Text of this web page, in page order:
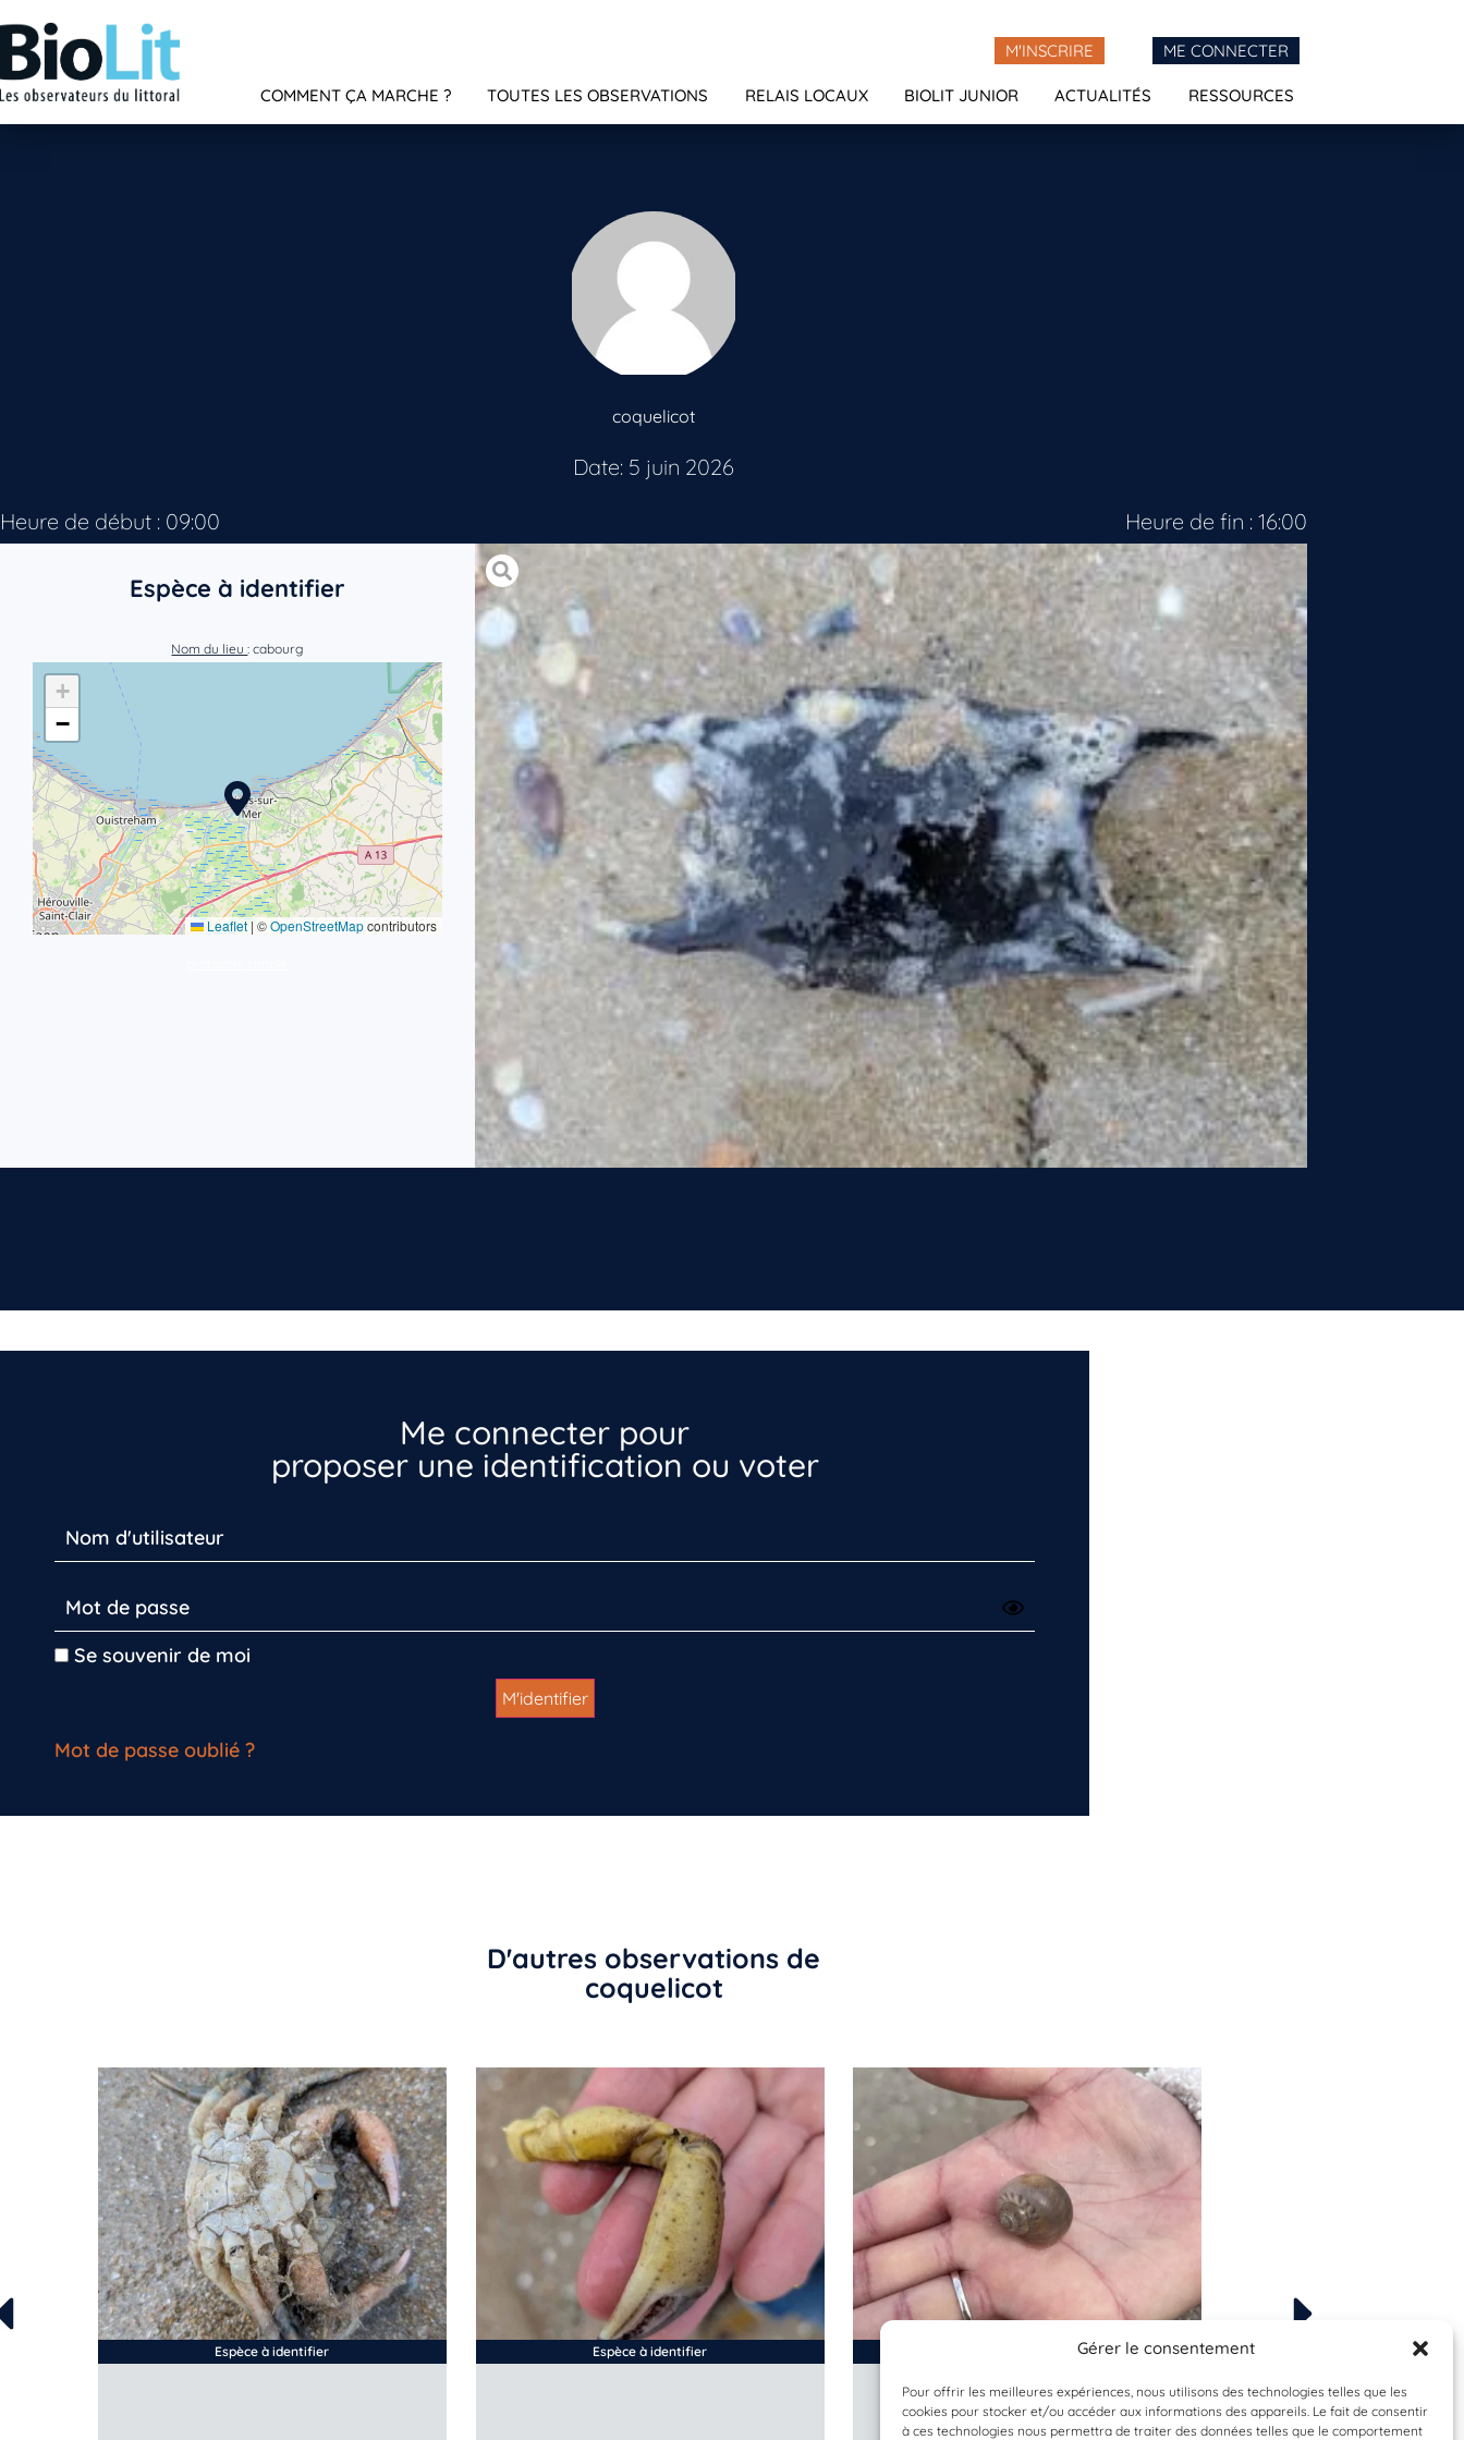
Gérer le consentement
Pour offrir les meilleures expériences, nous utilisons des technologies telles que les
cookies pour stocker et/ou accéder aux informations des appareils. Le fait de consentir
à ces technologies nous permettra de traiter des données telles que le comportement
M'INSCRIRE ME CONNECTER
COMMENT ÇA MARCHE ? TOUTES LES OBSERVATIONS RELAIS LOCAUX BIOLIT JUNIOR ACTUALITÉS RESSOURCES
coquelicot
Date: 5 juin 2026
Heure de début : 09:00
Heure de fin : 16:00
Espèce à identifier
Nom du lieu: cabourg
+
−
Leaflet | ©OpenStreetMapcontributors
Me connecter pour
proposer une identification ou voter
Se souvenir de moi
Mot de passe oublié ?
D'autres observations de
coquelicot
Espèce à identifier Espèce à identifier Espèce à identifier Espèce à identifier